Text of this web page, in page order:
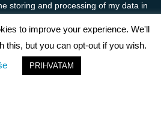
storing and processing of my data in
to improve your experience. We'll
this, but you can opt-out if you wish.
PRIHVATAM